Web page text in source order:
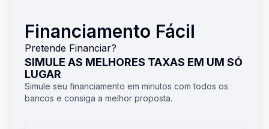
Financiamento Fácil
Pretende Financiar?
SIMULE AS MELHORES TAXAS EM UM SÓ
LUGAR
Simule seu financiamento em minutos com todos os
bancos e consiga a melhor proposta.